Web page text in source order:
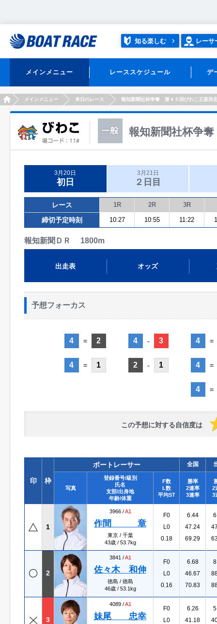
知る楽しむ レーサ
メインメニュー レーススケジュール デ
HOMEメインメニュー 本日のレース 報知新聞社杯争奪 第４５回びわこ王座決
報知新聞社杯争
3月20日
初日
3月21日
２日目
レース 1R 2R 3R
締切予定時刻 10:27 10:55 11:22
報知新聞ＤＲ 1800m
出走表 オッズ
予想フォーカス
4 = 2
4 = 1
4 - 3
2 - 1
4 =
4 =
4 =
この予想に対する自信度は
印 枠
ボートレーサー 全国
写真
登録番号/級別
氏名
支部/出身地
年齢/体重
F数
L数
平均ST
勝率
2連率
3連率
2
3
1
3966 /A1
作間 章
東京 / 千葉
43歳 / 53.7kg
F0
L0
0.18
6.44
47.24
69.29
2
3841 /A1
佐々木 和伸
徳島 / 徳島
46歳 / 53.1kg
F0
L0
0.16
6.68
46.67
70.83
3
4089 /A1
妹尾 忠幸
F0
L0
6.26
41.18